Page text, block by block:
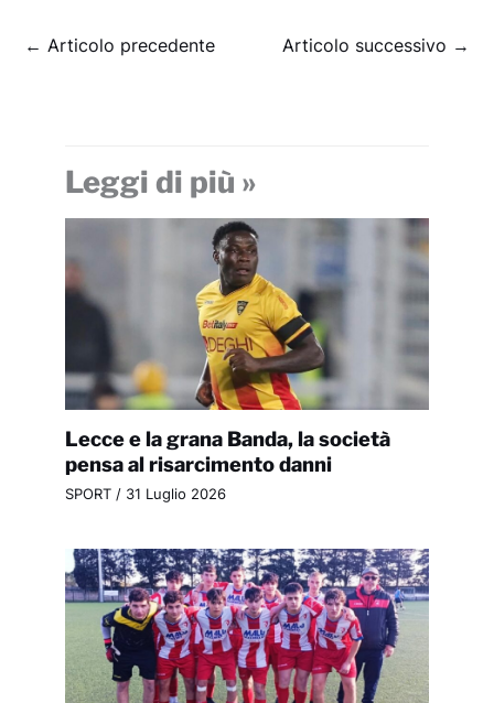
← Articolo precedente Articolo successivo →
Leggi di più »
Lecce e la grana Banda, la società
pensa al risarcimento danni
SPORT/ 31 Luglio 2026